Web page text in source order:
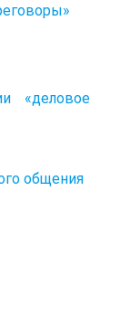
«деловое
общения